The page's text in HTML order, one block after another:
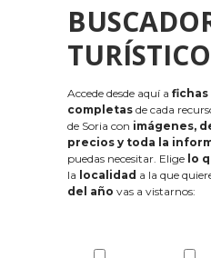
TURÍSTICO
Accede desde aquí a
completas de cada
de Soria con imágenes,
precios y toda la
puedas necesitar. Elige lo
la localidad a la que
del año vas a vistarnos: